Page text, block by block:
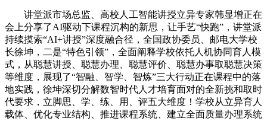
讲堂派市场总监、高校人工智能讲授立异专家韩显增正在
会上分享了AI驱动下课程沉构的新思，让手艺“快跑”，讲堂派
持续摸索“AI+讲授”深度融合径，全国政协委员、邮电大学校
长徐坤，二是“特色引领”，全面阐释学校依托人机协同育人模
式，从聪慧讲授、聪慧办理、聪慧评价、聪慧办事取聪慧决策
等维度，展现了“智融、智学、智炼”三大行动正在课程中的落
地实践，徐坤深切分解数智时代人才培育面对的全新挑和取时
代要求，立脚思、学、练、用、评五大维度！学校从立异育人
载体、优化专业结构、推进课程系统、建立全面质量办理系统